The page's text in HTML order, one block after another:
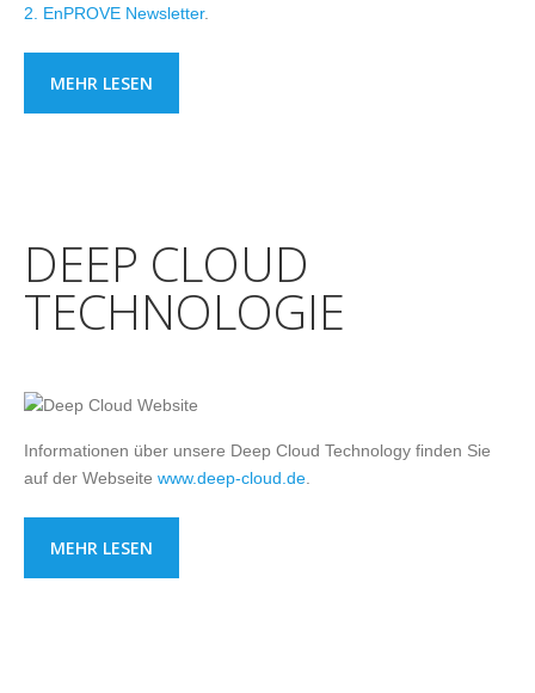
2. EnPROVE Newsletter.
MEHR LESEN
DEEP CLOUD
TECHNOLOGIE
Informationen über unsere Deep Cloud Technology finden Sie
auf der Webseite www.deep-cloud.de
MEHR LESEN